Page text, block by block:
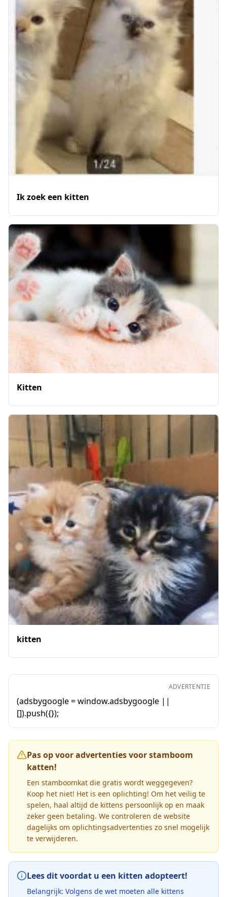
Ik zoek een kitten
Kitten
kitten
ADVERTENTIE
(adsbygoogle = window.adsbygoogle ||
[]).push({});
Pas op voor advertenties voor stamboom
katten!
Een stamboomkat die gratis wordt weggegeven?
Koop het niet! Het is een oplichting! Om het veilig te
spelen, haal altijd de kittens persoonlijk op en maak
zeker geen betaling. We controleren de website
dagelijks om oplichtingsadvertenties zo snel mogelijk
te verwijderen.
Lees dit voordat u een kitten adopteert!
Belangrijk: Volgens de wet moeten alle kittens